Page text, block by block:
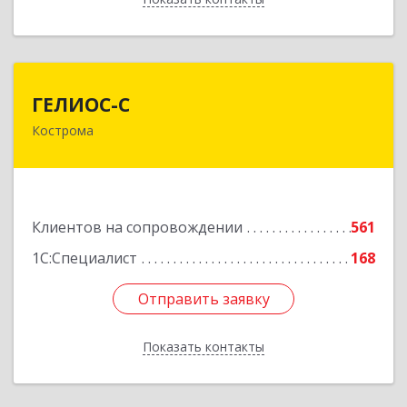
ГЕЛИОС-С
Кострома
Клиентов на сопровождении
561
1С:Специалист
168
Отправить заявку
Показать контакты
156026, Костромская обл, г.о. город Кострома,
Отправить заявку
Назад